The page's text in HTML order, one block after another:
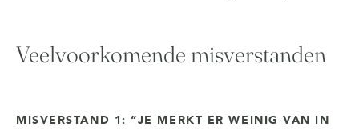
Veelvoorkomende misverstanden
MISVERSTAND 1: “JE MERKT ER WEINIG VAN IN